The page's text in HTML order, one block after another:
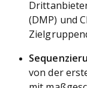
(DMP) und
von der